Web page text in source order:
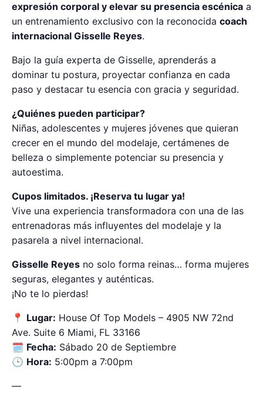
expresión corporal y elevar su presencia escénica a
un entrenamiento exclusivo con la reconocida coach
internacional Gisselle Reyes.
Bajo la guía experta de Gisselle, aprenderás a
dominar tu postura, proyectar confianza en cada
paso y destacar tu esencia con gracia y seguridad.
¿Quiénes pueden participar?
Niñas, adolescentes y mujeres jóvenes que quieran
crecer en el mundo del modelaje, certámenes de
belleza o simplemente potenciar su presencia y
autoestima.
Cupos limitados. ¡Reserva tu lugar ya!
Vive una experiencia transformadora con una de las
entrenadoras más influyentes del modelaje y la
pasarela a nivel internacional.
Gisselle Reyes no solo forma reinas… forma mujeres
seguras, elegantes y auténticas.
¡No te lo pierdas!
📍 Lugar: House Of Top Models – 4905 NW 72nd
Ave. Suite 6 Miami, FL 33166
🗓️ Fecha: Sábado 20 de Septiembre
🕒 Hora: 5:00pm a 7:00pm
—